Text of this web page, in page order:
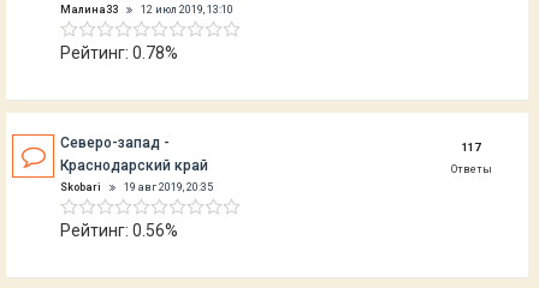
Малина33 12 июл 2019, 13:10
Рейтинг: 0.78%
Северо-запад -
Краснодарский край
Skobari 19 авг 2019, 20:35
Рейтинг: 0.56%
117
Ответы